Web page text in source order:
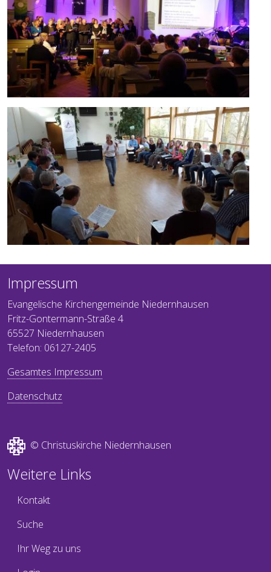
Impressum
Evangelische Kirchengemeinde Niedernhausen
Fritz-Gontermann-Straße 4
65527 Niedernhausen
Telefon: 06127-2405
Gesamtes Impressum
Datenschutz
© Christuskirche Niedernhausen
Weitere Links
Kontakt
Suche
Ihr Weg zu uns